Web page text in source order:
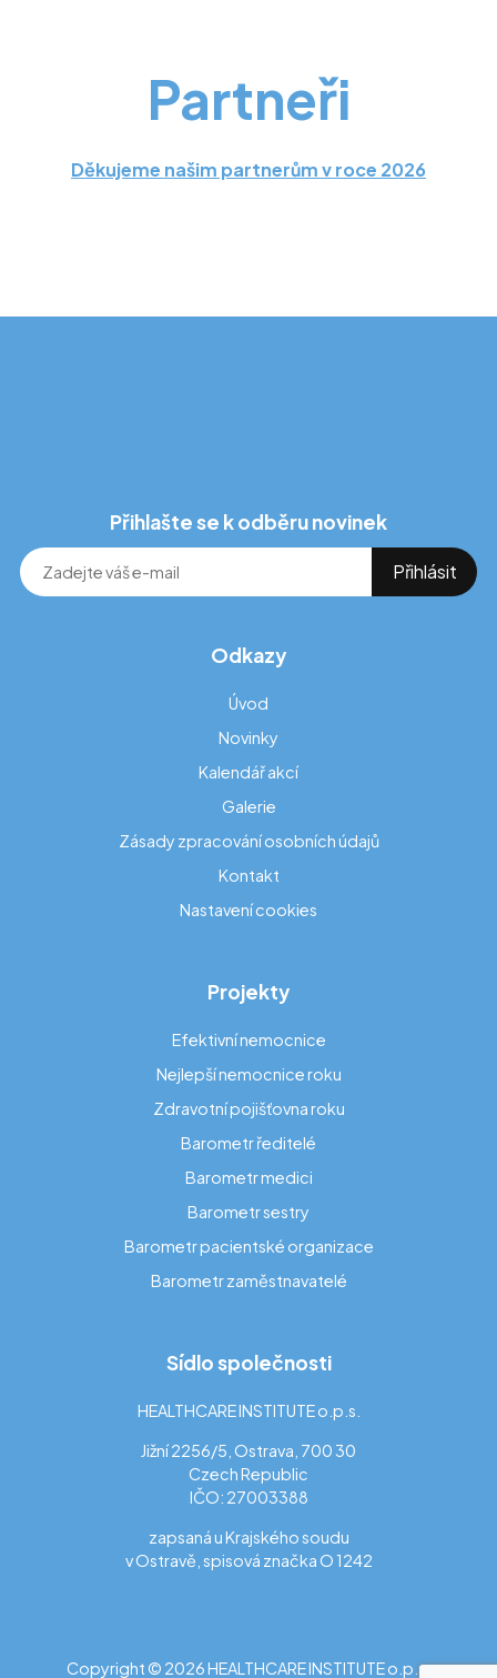
Partneři
Děkujeme našim partnerům v roce 2026
Přihlašte se k odběru novinek
Odkazy
Úvod
Novinky
Kalendář akcí
Galerie
Zásady zpracování osobních údajů
Kontakt
Nastavení cookies
Projekty
Efektivní nemocnice
Nejlepší nemocnice roku
Zdravotní pojišťovna roku
Barometr ředitelé
Barometr medici
Barometr sestry
Barometr pacientské organizace
Barometr zaměstnavatelé
Sídlo společnosti
HEALTHCARE INSTITUTE o.p.s.
Jižní 2256/5, Ostrava, 700 30
Czech Republic
IČO: 27003388
zapsaná u Krajského soudu
v Ostravě, spisová značka O 1242
Copyright © 2026 HEALTHCARE INSTITUTE o.p.s.